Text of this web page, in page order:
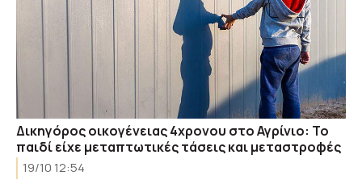
Δικηγόρος οικογένειας 4χρονου στο Αγρίνιο: Το
παιδί είχε μεταπτωτικές τάσεις και μεταστροφές
19/10 12:54